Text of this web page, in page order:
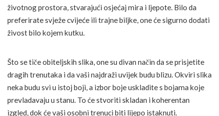
životnog prostora, stvarajući osjećaj mira i ljepote. Bilo da
preferirate svježe cvijeće ili trajne biljke, one će sigurno dodati
živost bilo kojem kutku.
Što se tiče obiteljskih slika, one su divan način da se prisjetite
dragih trenutaka i da vaši najdraži uvijek budu blizu. Okviri slika
neka budu svi u istoj boji, a izbor boje uskladite s bojama koje
prevladavaju u stanu. To će stvoriti skladan i koherentan
izgled, dok će vaši osobni trenuci biti lijepo istaknuti.